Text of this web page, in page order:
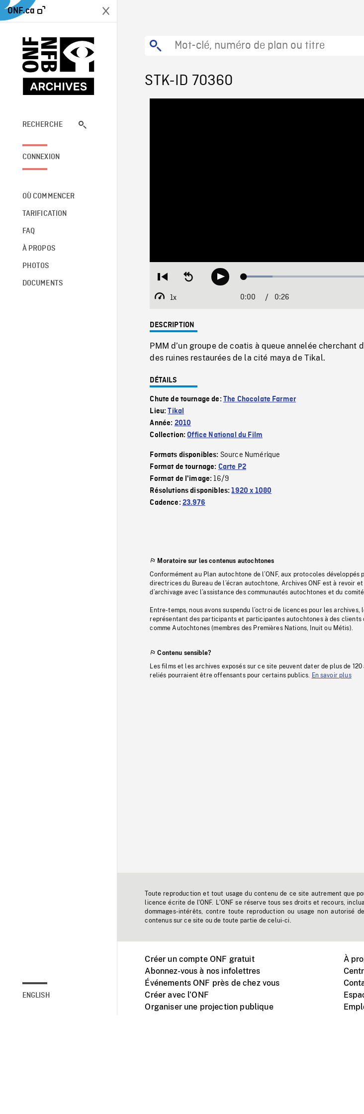
ONF.ca
RECHERCHE
CONNEXION
OÙ COMMENCER
TARIFICATION
FAQ
À PROPOS
PHOTOS
DOCUMENTS
ENGLISH
STK-ID 70360
Restart
beginning
Seek
backwardPlay Loaded:
1x
Playback
Current
0:00 / Duration
0:26
DESCRIPTION
PMM d’un groupe de coatis à queue annelée cherchant
des ruines restaurées de la cité maya de Tikal.
DÉTAILS
Chute de tournage de: The Chocolate Farmer
Lieu:Tikal
Année: 2010
Collection:Office National du Film
Formats disponibles: Source Numérique
Format de tournage: Carte P2
Format de l'image:16/9
Résolutions disponibles:1920 x 1080
Cadence: 23.976
Moratoire sur les contenus autochtones
Conformément au Plan autochtone de l’ONF, aux protocoles développés
directrices du Bureau de l’écran autochtone, Archives ONF est à revoir
d’archivage avec l’assistance des communautés autochtones et du
Entre-temps, nous avons suspendu l’octroi de licences pour les
représentant des participants et participantes autochtones à des clients
comme Autochtones (membres des Premières Nations, Inuit ou Métis).
Contenu sensible?
Les films et les archives exposés sur ce site peuvent dater de plus de
reliés pourraient être offensants pour certains publics.
En savoir plus
Toute reproduction et tout usage du contenu de ce site autrement que
licence écrite de l'ONF. L'ONF se réserve tous ses droits et recours,
dommages-intérêts, contre toute reproduction ou usage non autorisé
contenus sur ce site ou de toute partie de celui-ci.
Créer un compte ONF gratuit
Abonnez-vous à nos infolettres
Événements ONF près de chez vous
Créer avec l’ONF
Organiser une projection publique
À